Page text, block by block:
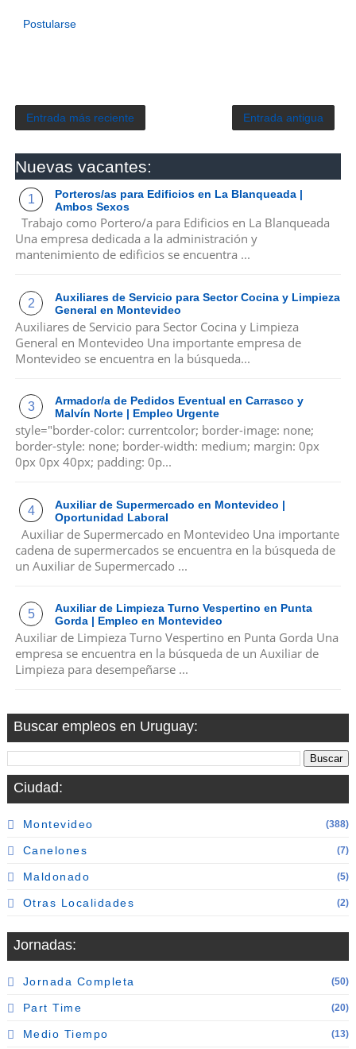
Postularse
Entrada más reciente Entrada antigua
Nuevas vacantes:
Porteros/as para Edificios en La Blanqueada |
Ambos Sexos
Trabajo como Portero/a para Edificios en La Blanqueada
Una empresa dedicada a la administración y
mantenimiento de edificios se encuentra ...
Auxiliares de Servicio para Sector Cocina y Limpieza
General en Montevideo
Auxiliares de Servicio para Sector Cocina y Limpieza
General en Montevideo Una importante empresa de
Montevideo se encuentra en la búsqueda...
Armador/a de Pedidos Eventual en Carrasco y
Malvín Norte | Empleo Urgente
style="border-color: currentcolor; border-image: none;
border-style: none; border-width: medium; margin: 0px
0px 0px 40px; padding: 0p...
Auxiliar de Supermercado en Montevideo |
Oportunidad Laboral
Auxiliar de Supermercado en Montevideo Una importante
cadena de supermercados se encuentra en la búsqueda de
un Auxiliar de Supermercado ...
Auxiliar de Limpieza Turno Vespertino en Punta
Gorda | Empleo en Montevideo
Auxiliar de Limpieza Turno Vespertino en Punta Gorda Una
empresa se encuentra en la búsqueda de un Auxiliar de
Limpieza para desempeñarse ...
Buscar empleos en Uruguay:
Ciudad:
Montevideo (388)
Canelones (7)
Maldonado (5)
Otras Localidades (2)
Jornadas:
Jornada Completa (50)
Part Time (20)
Medio Tiempo (13)